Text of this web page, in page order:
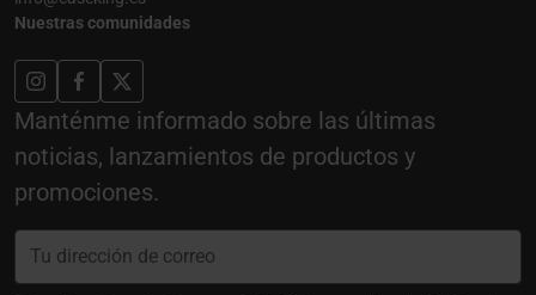
Nuestras comunidades
Manténme informado sobre las últimas
noticias, lanzamientos de productos y
promociones.